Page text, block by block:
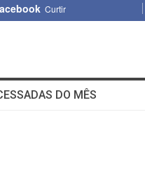
Curtir
DO MÊS